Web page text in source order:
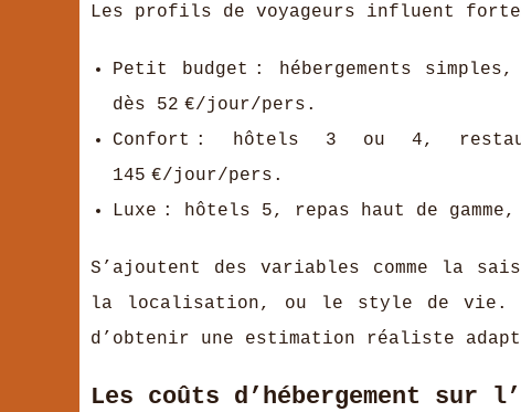
Les profils de voyageurs influent
Petit budget : hébergements
dès 52 €/jour/pers.
Confort : hôtels 3 ou 4,
145 €/jour/pers.
Luxe : hôtels 5, repas haut de
S’ajoutent des variables comme la
la localisation, ou le style de vie.
d’obtenir une estimation réaliste
Les coûts d’hébergement sur